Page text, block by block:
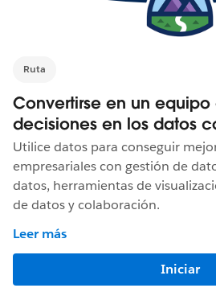
Ruta
Convertirse en un equipo
decisiones en los datos
Utilice datos para conseguir
empresariales con gestión de
datos, herramientas de
de datos y colaboración.
Leer más
Iniciar